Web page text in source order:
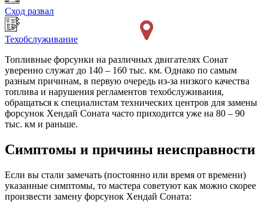
Сход развал
Техобслуживание
Топливные форсунки на различных двигателях Сонат
уверенно служат до 140 – 160 тыс. км. Однако по самым
разным причинам, в первую очередь из-за низкого качества
топлива и нарушения регламентов техобслуживания,
обращаться к специалистам технических центров для замены
форсунок Хендай Соната часто приходится уже на 80 – 90
тыс. км и раньше.
Симптомы и причины неисправности
Если вы стали замечать (постоянно или время от времени)
указанные симптомы, то мастера советуют как можно скорее
произвести замену форсунок Хендай Соната: